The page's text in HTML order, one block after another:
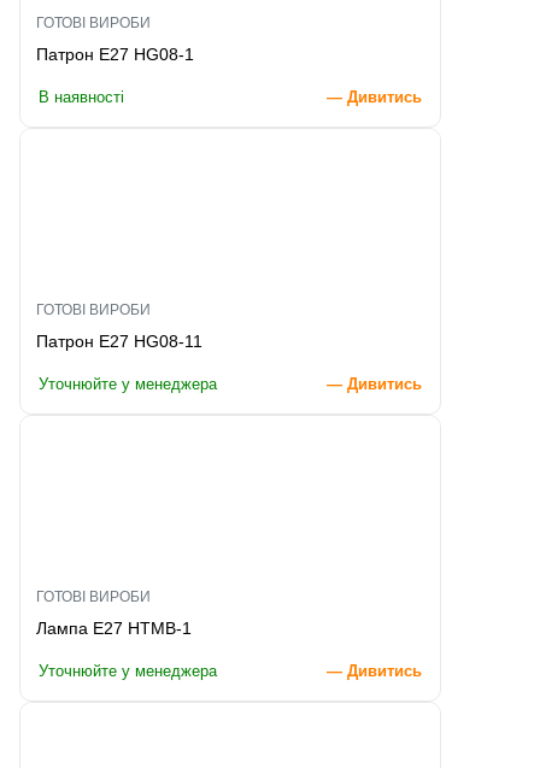
ГОТОВІ ВИРОБИ
Патрон E27 HG08-1
В наявності — Дивитись
ГОТОВІ ВИРОБИ
Патрон E27 HG08-11
Уточнюйте у менеджера — Дивитись
ГОТОВІ ВИРОБИ
Лампа E27 HTMB-1
Уточнюйте у менеджера — Дивитись